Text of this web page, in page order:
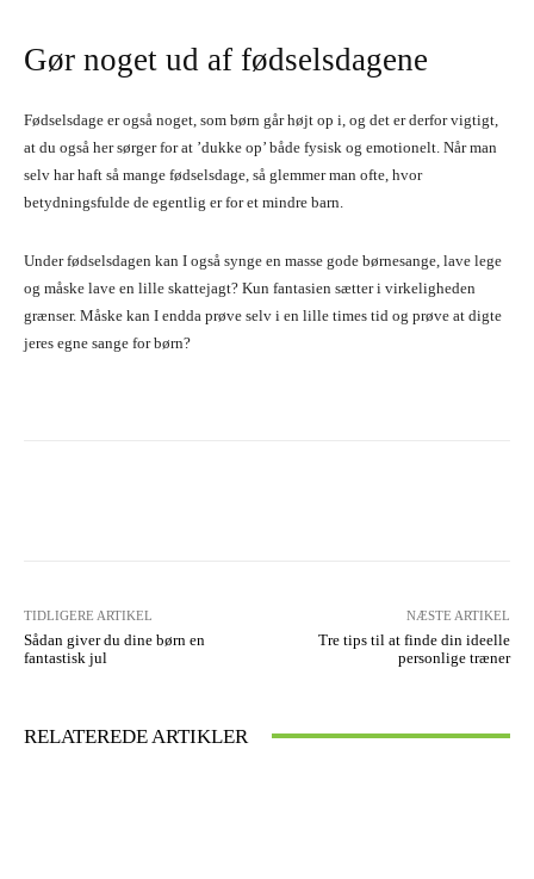
Gør noget ud af fødselsdagene
Fødselsdage er også noget, som børn går højt op i, og det er derfor vigtigt,
at du også her sørger for at ’dukke op’ både fysisk og emotionelt. Når man
selv har haft så mange fødselsdage, så glemmer man ofte, hvor
betydningsfulde de egentlig er for et mindre barn.
Under fødselsdagen kan I også synge en masse gode børnesange, lave lege
og måske lave en lille skattejagt? Kun fantasien sætter i virkeligheden
grænser. Måske kan I endda prøve selv i en lille times tid og prøve at digte
jeres egne sange for børn?
TIDLIGERE ARTIKEL
Sådan giver du dine børn en
fantastisk jul
NÆSTE ARTIKEL
Tre tips til at finde din ideelle
personlige træner
RELATEREDE ARTIKLER